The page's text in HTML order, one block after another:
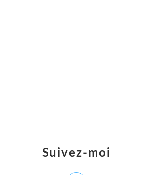
Suivez-moi